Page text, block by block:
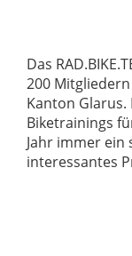
Das
200
Kanton Glarus.
Biketrainings
Jahr immer ein
interessantes